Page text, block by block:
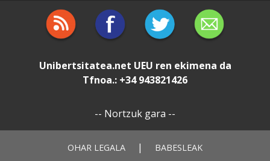
Unibertsitatea.net UEU ren ekimena da
Tfnoa.: +34 943821426
-- Nortzuk gara --
OHAR LEGALA | BABESLEAK